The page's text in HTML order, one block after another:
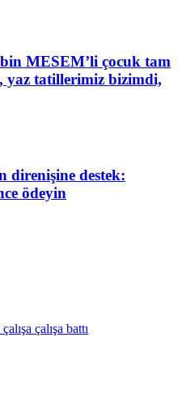
MESEM’li çocuk tam
yaz tatillerimiz bizimdi,
direnişine destek:
ödeyin
çalışa battı